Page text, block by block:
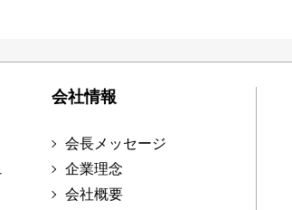
会社情報
会長メッセージ
企業理念
会社概要